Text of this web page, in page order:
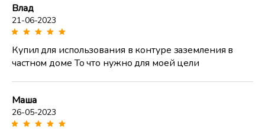
Влад
21-06-2023
Купил для использования в контуре заземления в
частном доме То что нужно для моей цели
Маша
26-05-2023